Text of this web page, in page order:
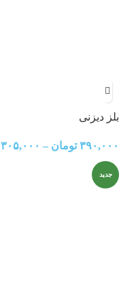
بلز دیزنی
۳۹۰,۰۰۰ تومان – ۳۰۵,۰۰۰
جدید